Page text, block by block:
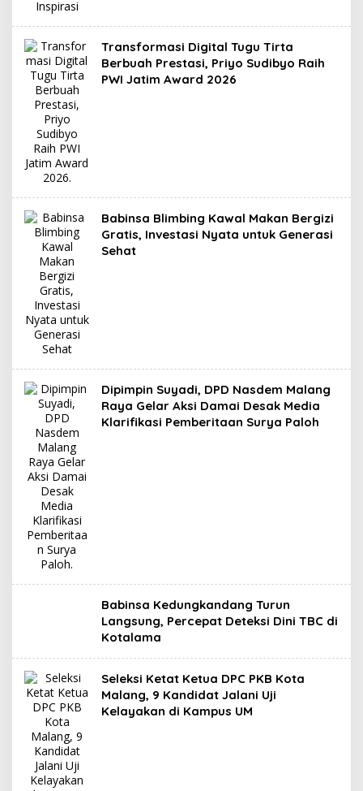
Transformasi Digital Tugu Tirta
Berbuah Prestasi, Priyo Sudibyo Raih
PWI Jatim Award 2026
Babinsa Blimbing Kawal Makan Bergizi
Gratis, Investasi Nyata untuk Generasi
Sehat
Dipimpin Suyadi, DPD Nasdem Malang
Raya Gelar Aksi Damai Desak Media
Klarifikasi Pemberitaan Surya Paloh
Babinsa Kedungkandang Turun
Langsung, Percepat Deteksi Dini TBC di
Kotalama
Seleksi Ketat Ketua DPC PKB Kota
Malang, 9 Kandidat Jalani Uji
Kelayakan di Kampus UM